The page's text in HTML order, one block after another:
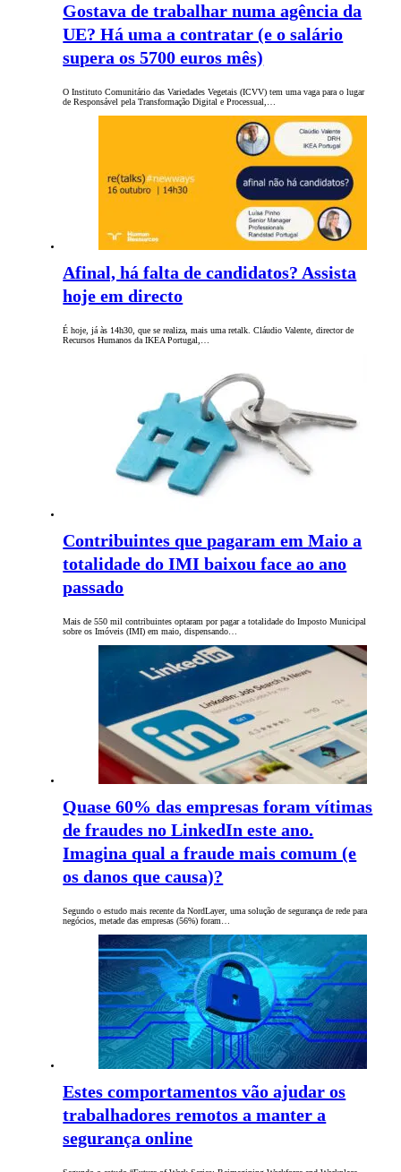
Gostava de trabalhar numa agência da
UE? Há uma a contratar (e o salário
supera os 5700 euros mês)
O Instituto Comunitário das Variedades Vegetais (ICVV) tem uma vaga para o lugar
de Responsável pela Transformação Digital e Processual,…
Afinal, há falta de candidatos? Assista
hoje em directo
É hoje, já às 14h30, que se realiza, mais uma retalk. Cláudio Valente, director de
Recursos Humanos da IKEA Portugal,…
Contribuintes que pagaram em Maio a
totalidade do IMI baixou face ao ano
passado
Mais de 550 mil contribuintes optaram por pagar a totalidade do Imposto Municipal
sobre os Imóveis (IMI) em maio, dispensando…
Quase 60% das empresas foram vítimas
de fraudes no LinkedIn este ano.
Imagina qual a fraude mais comum (e
os danos que causa)?
Segundo o estudo mais recente da NordLayer, uma solução de segurança de rede para
negócios, metade das empresas (56%) foram…
Estes comportamentos vão ajudar os
trabalhadores remotos a manter a
segurança online